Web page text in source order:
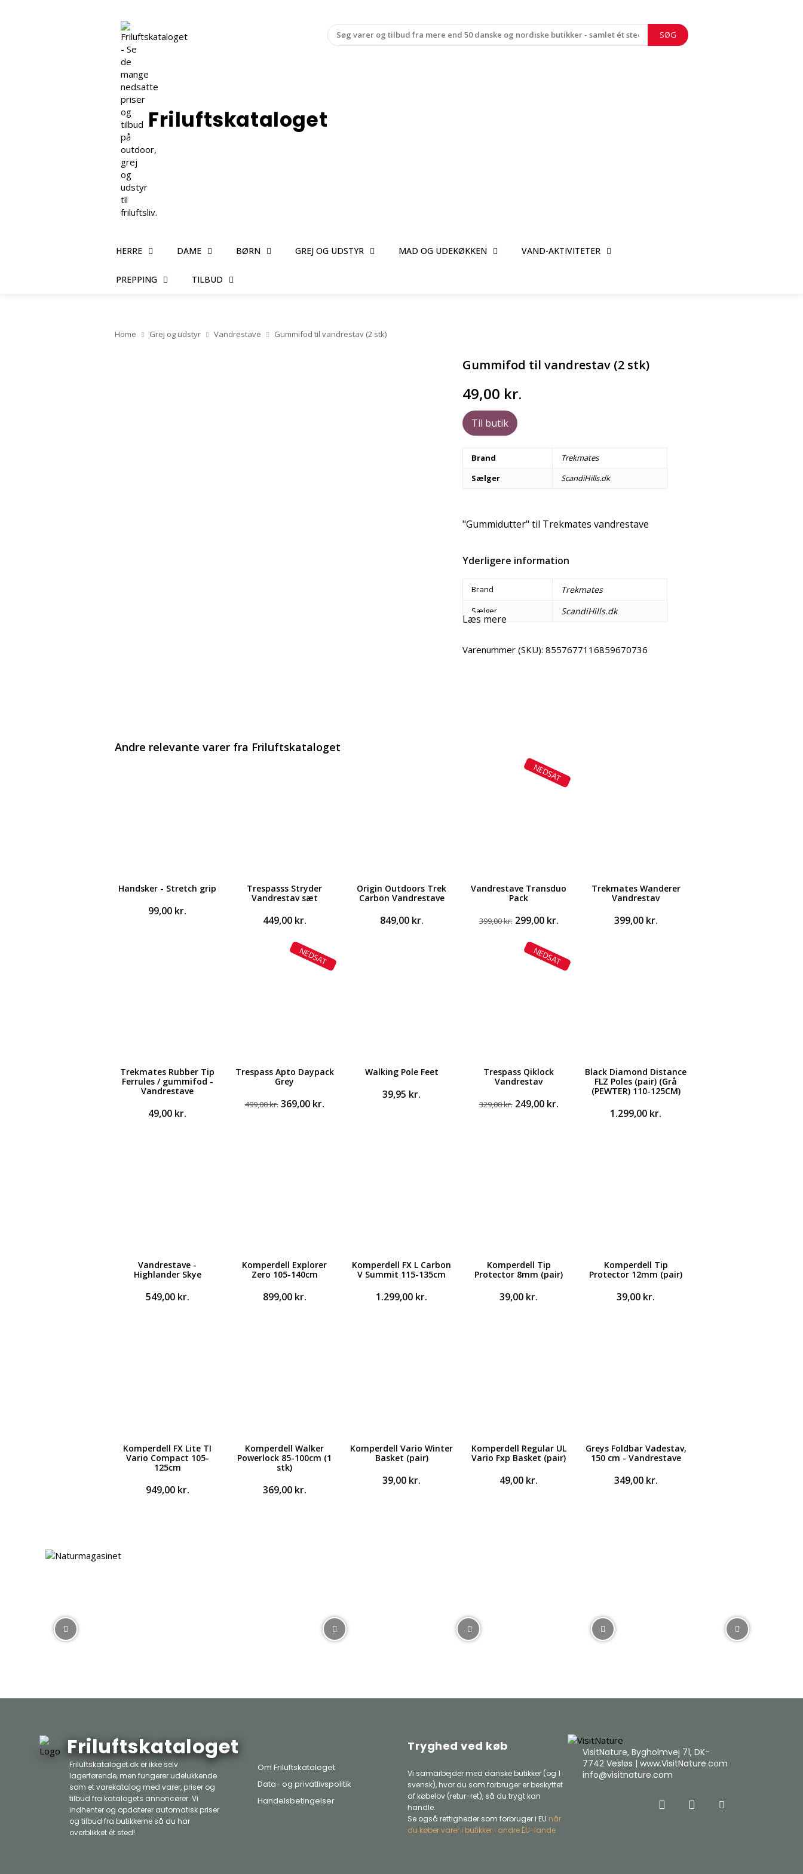
Friluftskataloget
SØG
HERRE DAME BØRN GREJ OG UDSTYR MAD OG UDEKØKKEN VAND-AKTIVITETER
PREPPING TILBUD
Home Grej og udstyr Vandrestave Gummifod til vandrestav (2 stk)
Gummifod til vandrestav (2 stk)
49,00 kr.
Til butik
Brand
Trekmates
Sælger
ScandiHills.dk
"Gummidutter" til Trekmates vandrestave
Yderligere information
Brand Trekmates
Sælger ScandiHills.dk
Læs mere
Varenummer (SKU):8557677116859670736
Andre relevante varer fra Friluftskataloget
Handsker - Stretch grip
99,00 kr.
Trespasss Stryder
Vandrestav sæt
449,00 kr.
Origin Outdoors Trek
Carbon Vandrestave
849,00 kr.
NEDSAT
Vandrestave Transduo
Pack
399,00kr. Den
pris
var:
399,00 kr..
299,00 kr.Den
er:
299,00 kr..
Trekmates Wanderer
Vandrestav
399,00 kr.
Trekmates Rubber Tip
Ferrules / gummifod -
Vandrestave
49,00 kr.
NEDSAT
Trespass Apto Daypack
Grey
499,00kr. Den
369,00 kr.Den
Walking Pole Feet
39,95 kr.
NEDSAT
Trespass Qiklock
Vandrestav
329,00kr. Den
249,00 kr.Den
Black Diamond Distance
FLZ Poles (pair) (Grå
(PEWTER) 110-125CM)
1.299,00 kr.
Vandrestave -
Highlander Skye
549,00 kr.
Komperdell Explorer
Zero 105-140cm
899,00 kr.
Komperdell FX L Carbon
V Summit 115-135cm
1.299,00 kr.
Komperdell Tip
Protector 8mm (pair)
39,00 kr.
Komperdell Tip
Protector 12mm (pair)
39,00 kr.
Komperdell FX Lite TI
Vario Compact 105-
125cm
949,00 kr.
Komperdell Walker
Powerlock 85-100cm (1
stk)
369,00 kr.
Komperdell Vario Winter
Basket (pair)
39,00 kr.
Komperdell Regular UL
Vario Fxp Basket (pair)
49,00 kr.
Greys Foldbar Vadestav,
150 cm - Vandrestave
349,00 kr.
Friluftskataloget
Friluftskataloget.dk er ikke selv
lagerførende, men fungerer udelukkende
som et varekatalog med varer, priser og
tilbud fra katalogets annoncører. Vi
indhenter og opdaterer automatisk priser
og tilbud fra butikkerne så du har
overblikket ét sted!
Om Friluftskataloget
Data- og privatlivspolitik
Handelsbetingelser
Tryghed ved køb
Vi samarbejder med danske butikker (og 1
svensk), hvor du som forbruger er beskyttet
af købelov (retur-ret), så du trygt kan
handle.
Se også rettigheder som forbruger i EU når
du køber varer i butikker i andre EU-lande
VisitNature, Bygholmvej 71, DK-
7742 Vesløs | www.VisitNature.com
info@visitnature.com